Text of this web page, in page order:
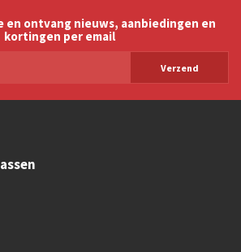
en ontvang nieuws, aanbiedingen en
kortingen per email
Verzend